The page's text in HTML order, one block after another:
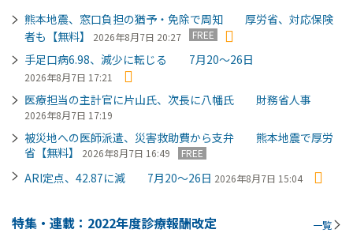
熊本地震、窓口負担の猶予・免除で周知 厚労省、対応保険
者も【無料】
2026年8月7日 20:27 FREE
手足口病6.98、減少に転じる 7月20～26日
2026年8月7日 17:21
医療担当の主計官に片山氏、次長に八幡氏 財務省人事
2026年8月7日 17:19
被災地への医師派遣、災害救助費から支弁 熊本地震で厚労
省【無料】
2026年8月7日 16:49 FREE
ARI定点、42.87に減 7月20～26日 2026年8月7日 15:04
特集・連載：2022年度診療報酬改定 一覧